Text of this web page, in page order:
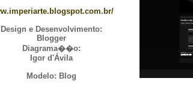
Design e Desenvolvimento:
Blogger
Diagrama��o:
Igor d'Ávila
Modelo: Blog